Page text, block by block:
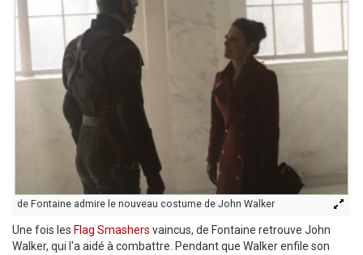
de Fontaine admire le nouveau costume de John Walker
Une fois les Flag Smashers vaincus, de Fontaine retrouve John
Walker, qui l'a aidé à combattre. Pendant que Walker enfile son